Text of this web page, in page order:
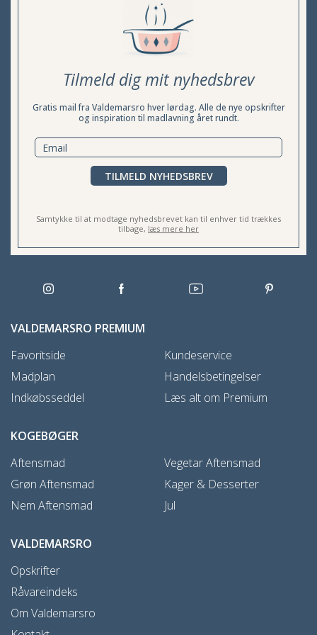
Tilmeld dig mit nyhedsbrev
Gratis mail fra Valdemarsro hver lørdag. Alle de nye opskrifter
og inspiration til madlavning året rundt.
TILMELD NYHEDSBREV
Samtykke til at modtage nyhedsbrevet kan til enhver tid trækkes
tilbage, læs mere her
VALDEMARSRO PREMIUM
Favoritside
Madplan
Indkøbsseddel
Kundeservice
Handelsbetingelser
Læs alt om Premium
KOGEBØGER
Aftensmad
Grøn Aftensmad
Nem Aftensmad
Vegetar Aftensmad
Kager & Desserter
Jul
VALDEMARSRO
Opskrifter
Råvareindeks
Om Valdemarsro